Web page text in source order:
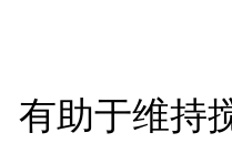
有助于维持